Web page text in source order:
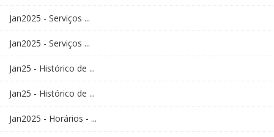
Jan2025 - Serviços ...
Jan2025 - Serviços ...
Jan25 - Histórico de ...
Jan25 - Histórico de ...
Jan2025 - Horários - ...